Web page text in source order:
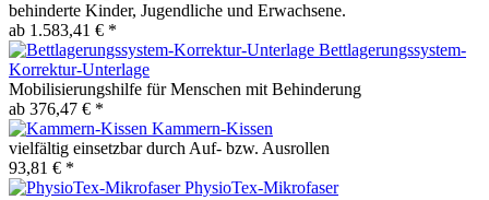
behinderte Kinder, Jugendliche und Erwachsene.
ab 1.583,41 € *
Bettlagerungssystem-
Korrektur-Unterlage
Mobilisierungshilfe für Menschen mit Behinderung
ab 376,47 € *
Kammern-Kissen
vielfältig einsetzbar durch Auf- bzw. Ausrollen
93,81 € *
PhysioTex-Mikrofaser